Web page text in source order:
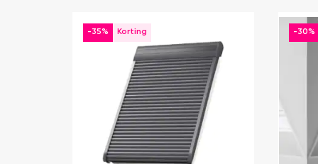
-35% -30%